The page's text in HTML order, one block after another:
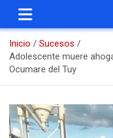
Inicio
Sucesos
Adolescente muere
Ocumare del Tuy